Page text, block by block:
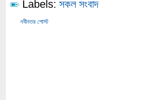
Labels: সকল সংবাদ
নবীনতর পোস্ট